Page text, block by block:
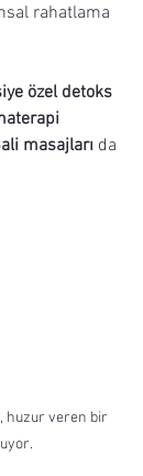
rahatlama
özel detoks
masajları da
huzur veren bir